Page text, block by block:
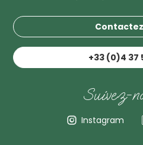
+33 (0)4 37
Suivez-
Instagram